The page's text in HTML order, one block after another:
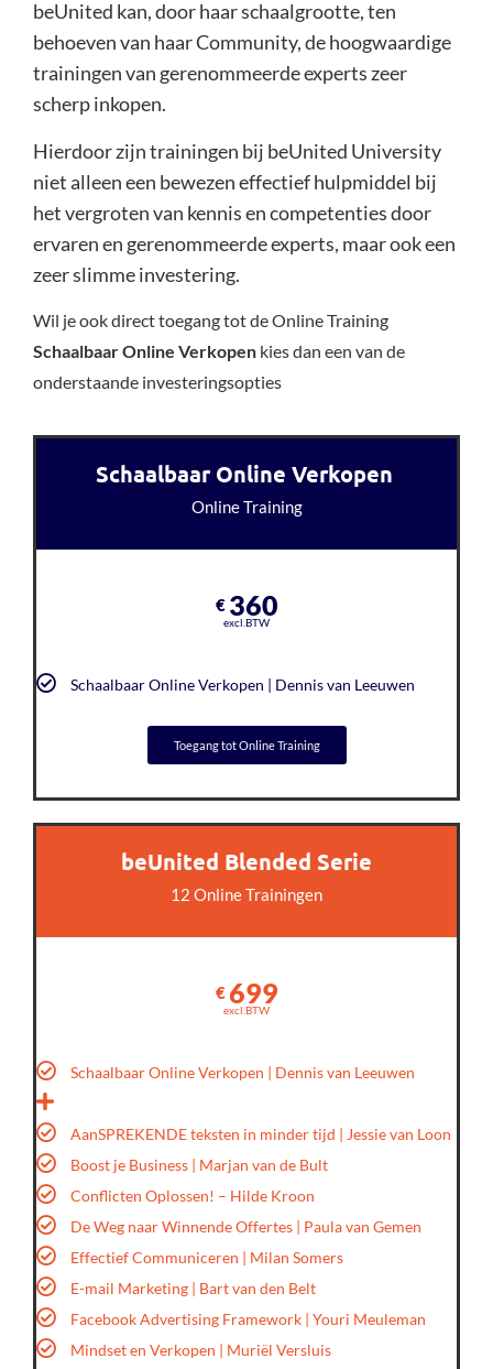
beUnited kan, door haar schaalgrootte, ten
behoeven van haar Community, de hoogwaardige
trainingen van gerenommeerde experts zeer
scherp inkopen.
Hierdoor zijn trainingen bij beUnited University
niet alleen een bewezen effectief hulpmiddel bij
het vergroten van kennis en competenties door
ervaren en gerenommeerde experts, maar ook een
zeer slimme investering.
Wil je ook direct toegang tot de Online Training
Schaalbaar Online Verkopen kies dan een van de
onderstaande investeringsopties
Schaalbaar Online Verkopen
Online Training
€ 360
excl.BTW
Schaalbaar Online Verkopen | Dennis van Leeuwen
Toegang tot Online Training
beUnited Blended Serie
12 Online Trainingen
€699
excl.BTW
Schaalbaar Online Verkopen | Dennis van Leeuwen
AanSPREKENDE teksten in minder tijd | Jessie van Loon
Boost je Business | Marjan van de Bult
Conflicten Oplossen! – Hilde Kroon
De Weg naar Winnende Offertes | Paula van Gemen
Effectief Communiceren | Milan Somers
E-mail Marketing | Bart van den Belt
Facebook Advertising Framework | Youri Meuleman
Mindset en Verkopen | Muriël Versluis